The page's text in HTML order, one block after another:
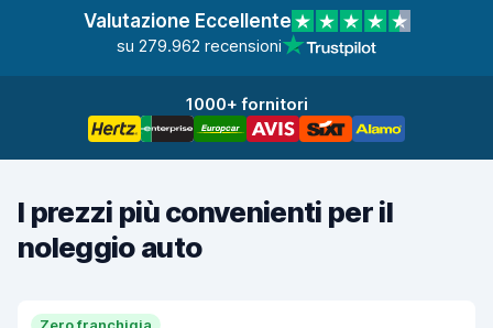
Valutazione Eccellente
su 279.962 recensioni
1000+ fornitori
I prezzi più convenienti per il
noleggio auto